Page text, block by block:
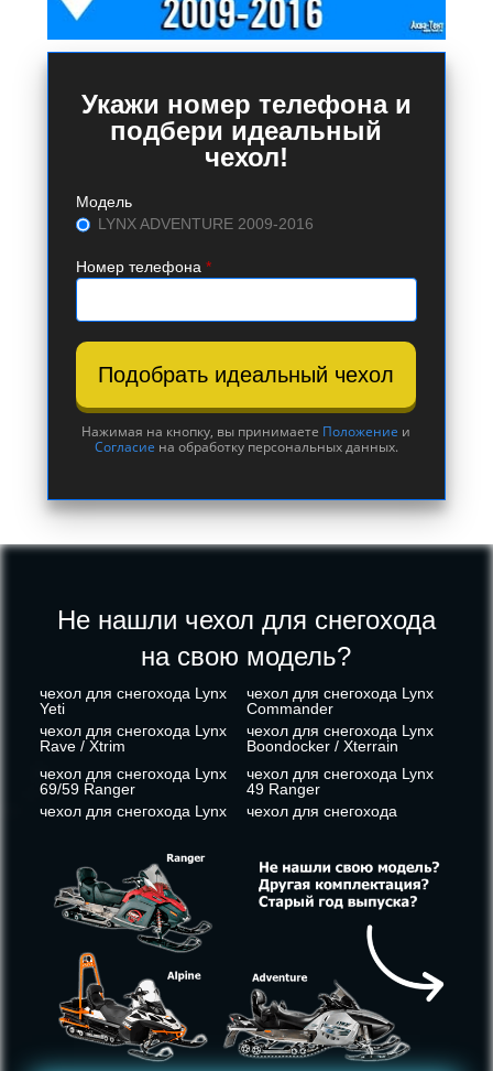
Укажи номер телефона и
подбери идеальный
чехол!
Модель
LYNX ADVENTURE 2009-2016
Номер телефона *
Подобрать идеальный чехол
Нажимая на кнопку, вы принимаете Положение и
Согласие на обработку персональных данных.
Не нашли чехол для снегохода
на свою модель?
чехол для снегохода Lynx
Yeti
чехол для снегохода Lynx
Rave / Xtrim
чехол для снегохода Lynx
Commander
чехол для снегохода Lynx
Boondocker / Xterrain
чехол для снегохода Lynx
69/59 Ranger
чехол для снегохода Lynx
чехол для снегохода Lynx
49 Ranger
чехол для снегохода